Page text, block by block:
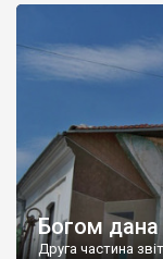
Богом дана
Друга частина